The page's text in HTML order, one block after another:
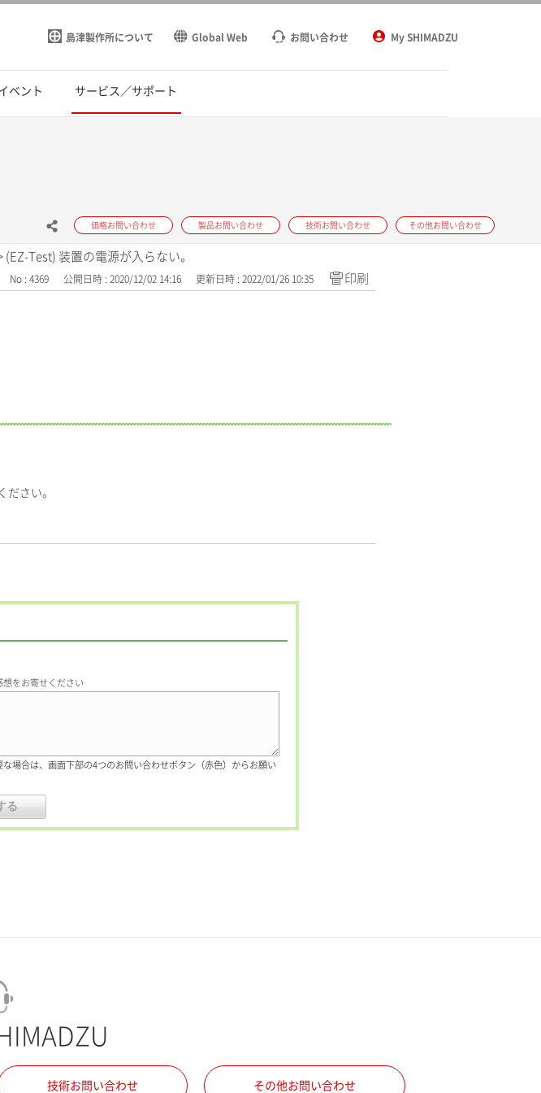
島津製作所について Global Web お問い合わせ My SHIMADZU
ベント サービス／サポート
価格お問い合わせ 製品お問い合わせ 技術お問い合わせ その他お問い合わせ
(EZ-Test) 装置の電源が入らない。
No : 4369 公開日時 : 2020/12/02 14:16 更新日時 : 2022/01/26 10:35 印刷
ださい。
想をお寄せください
な場合は、画面下部の4つのお問い合わせボタン（赤色）からお願い
技術お問い合わせ その他お問い合わせ